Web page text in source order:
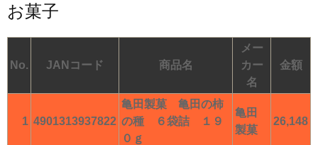
お菓子
No. JANコード 商品名
メー
カー
名
金額
1 4901313937822
亀田製菓 亀田の柿
の種 ６袋詰 １９
０ｇ
亀田
製菓
26,148